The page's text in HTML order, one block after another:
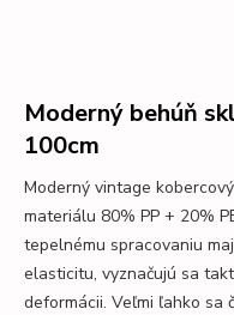
Moderný behúň
100cm
Moderný vintage
materiálu 80% PP + 20%
tepelnému spracovaniu
elasticitu, vyznačujú sa
deformácii. Veľmi ľahko sa